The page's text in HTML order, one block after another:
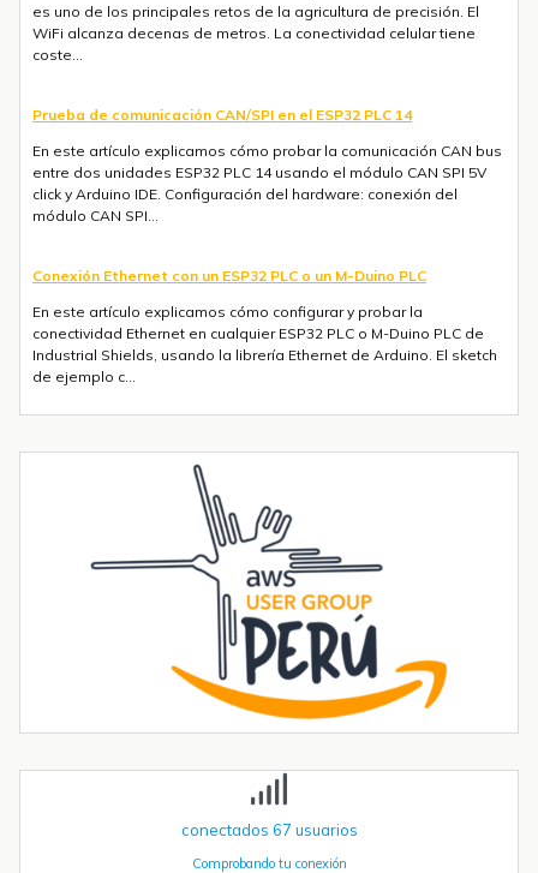
es uno de los principales retos de la agricultura de precisión. El
WiFi alcanza decenas de metros. La conectividad celular tiene
coste...
Prueba de comunicación CAN/SPI en el ESP32 PLC 14
En este artículo explicamos cómo probar la comunicación CAN bus
entre dos unidades ESP32 PLC 14 usando el módulo CAN SPI 5V
click y Arduino IDE. Configuración del hardware: conexión del
módulo CAN SPI...
Conexión Ethernet con un ESP32 PLC o un M-Duino PLC
En este artículo explicamos cómo configurar y probar la
conectividad Ethernet en cualquier ESP32 PLC o M-Duino PLC de
Industrial Shields, usando la librería Ethernet de Arduino. El sketch
de ejemplo c...
integrado
Introducción La integración de la comunicación 4G en PLCs
basados en ESP32 abre un sinfín de posibilidades para el IoT y la
automatización industrial. En una entrada anterior del blog,​ "Cómo
Tendencias transformadoras en robótica industrial para 2026 y
La robótica industrial ya no crece de forma constante — está
acelerando. Las instalaciones globales de robots industriales
superaron las 590.000 unidades en 2023 y se proyecta que
conectados 67 usuarios
Comprobando tu conexión